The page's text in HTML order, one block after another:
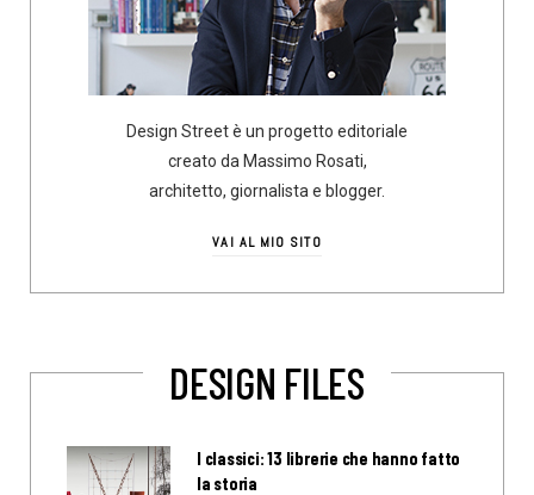
Design Street è un progetto editoriale
creato da Massimo Rosati,
architetto, giornalista e blogger.
VAI AL MIO SITO
DESIGN FILES
I classici: 13 librerie che hanno fatto
la storia